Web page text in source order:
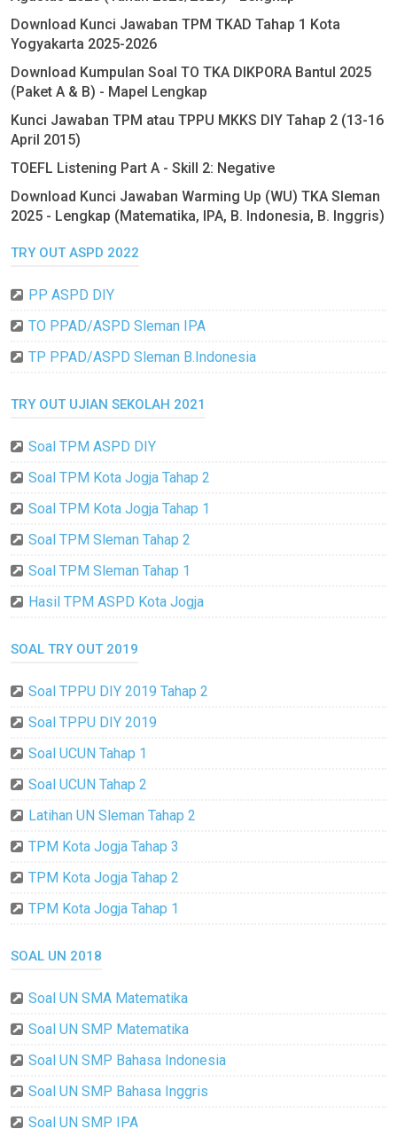
Download Kunci Jawaban TPM TKAD Tahap 1 Kota
Yogyakarta 2025-2026
Download Kumpulan Soal TO TKA DIKPORA Bantul 2025
(Paket A & B) - Mapel Lengkap
Kunci Jawaban TPM atau TPPU MKKS DIY Tahap 2 (13-16
April 2015)
TOEFL Listening Part A - Skill 2: Negative
Download Kunci Jawaban Warming Up (WU) TKA Sleman
2025 - Lengkap (Matematika, IPA, B. Indonesia, B. Inggris)
TRY OUT ASPD 2022
PP ASPD DIY
TO PPAD/ASPD Sleman IPA
TP PPAD/ASPD Sleman B.Indonesia
TRY OUT UJIAN SEKOLAH 2021
Soal TPM ASPD DIY
Soal TPM Kota Jogja Tahap 2
Soal TPM Kota Jogja Tahap 1
Soal TPM Sleman Tahap 2
Soal TPM Sleman Tahap 1
Hasil TPM ASPD Kota Jogja
SOAL TRY OUT 2019
Soal TPPU DIY 2019 Tahap 2
Soal TPPU DIY 2019
Soal UCUN Tahap 1
Soal UCUN Tahap 2
Latihan UN Sleman Tahap 2
TPM Kota Jogja Tahap 3
TPM Kota Jogja Tahap 2
TPM Kota Jogja Tahap 1
SOAL UN 2018
Soal UN SMA Matematika
Soal UN SMP Matematika
Soal UN SMP Bahasa Indonesia
Soal UN SMP Bahasa Inggris
Soal UN SMP IPA